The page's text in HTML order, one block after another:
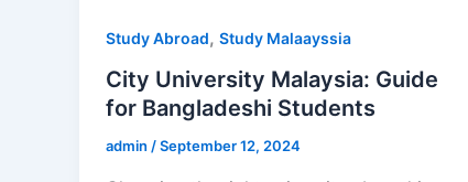
Study Abroad, Study Malaayssia
City University Malaysia: Guide
for Bangladeshi Students
admin /September 12, 2024